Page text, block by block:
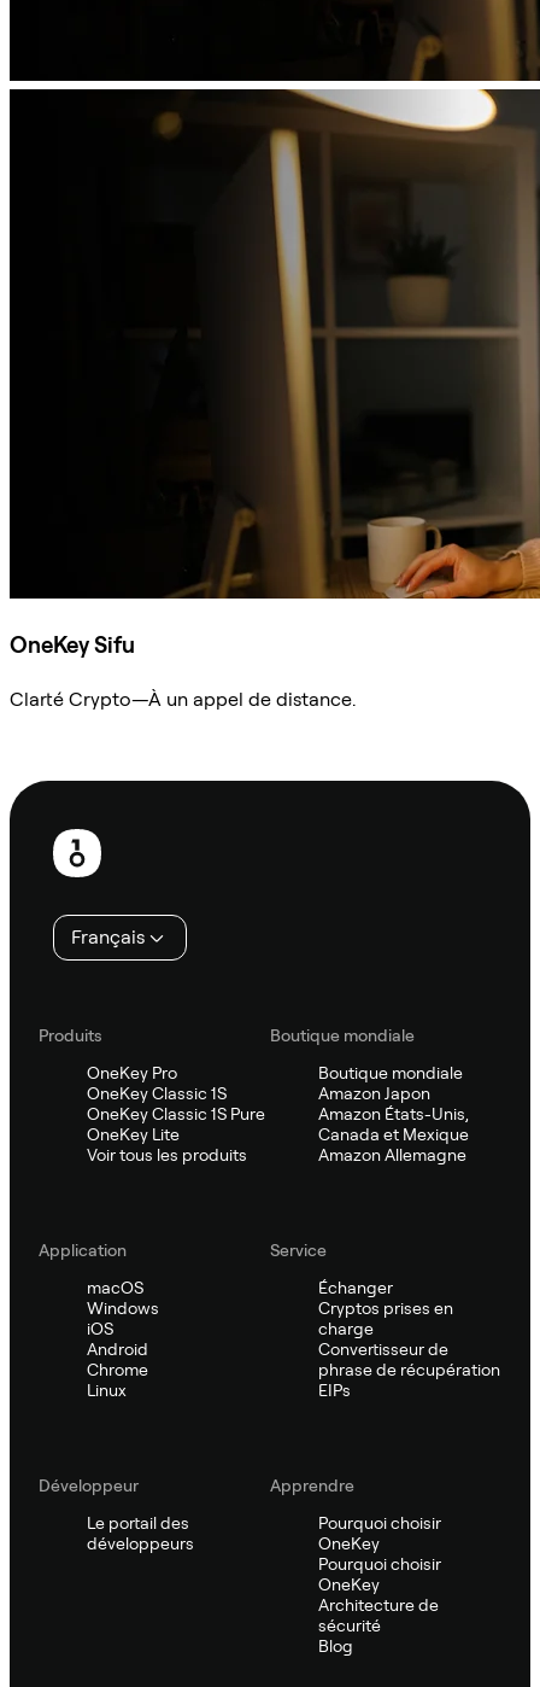
OneKey Sifu
Clarté Crypto—À un appel de distance.
Pied
page
Français
Produits
OneKey Pro
OneKey Classic 1S
OneKey Classic 1S Pure
OneKey Lite
Voir tous les produits
Boutique mondiale
Boutique mondiale
Amazon Japon
Amazon États-Unis,
Canada et Mexique
Amazon Allemagne
Application
macOS
Windows
iOS
Android
Chrome
Linux
Service
Échanger
Cryptos prises en
charge
Convertisseur de
phrase de récupération
EIPs
Développeur
Le portail des
développeurs
Apprendre
Pourquoi choisir
OneKey
Pourquoi choisir
OneKey
Architecture de
sécurité
Blog